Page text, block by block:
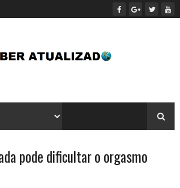
pode dificultar o orgasmo